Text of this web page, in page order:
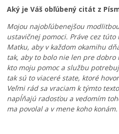
Aký je Váš obľúbený citát z
Mojou najobľúbenejšou
ustavičnej pomoci. Práve cez
Matku, aby v každom okamihu
tak, aby to bolo nie len pre
kto moju pomoc a službu
tak sú to viaceré state, ktoré
Veľmi rád sa vraciam k týmto
napĺňajú radosťou a vedomím
ma povolal a v mene koho konám.
e
n
í
p
r
e
v
á
d
z
k
o
a
t
a
s
t
e
r
p
r
e
p
í
t
e
j
š
e
j
T
r
o
j
i
c